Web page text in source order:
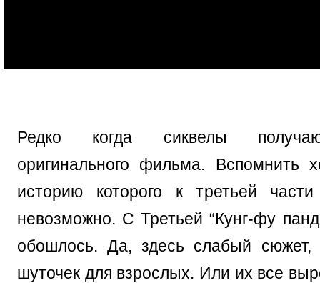
Редко когда сиквелы
оригинального фильма. Вспомнить
историю которого к третьей
невозможно. С Третьей “Кунг-фу
обошлось. Да, здесь слабый
шуточек для взрослых. Или их все